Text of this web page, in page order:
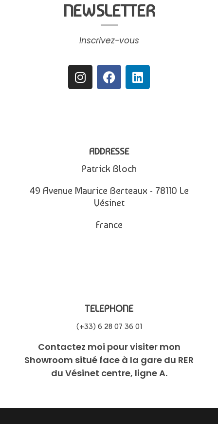
NEWSLETTER
Inscrivez-vous
ADDRESSE
Patrick Bloch
49 Avenue Maurice Berteaux - 78110 Le
Vésinet
France
TELEPHONE
(+33) 6 28 07 36 01
Contactez moi pour visiter mon
Showroom situé face à la gare du RER
du Vésinet centre, ligne A.